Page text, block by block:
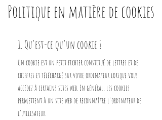
Politique en matière de cookies
1. Qu'est-ce qu'un cookie ?
Un cookie est un petit fichier constitué de lettres et de
chiffres et téléchargé sur votre ordinateur lorsque vous
accédez à certains sites web. En général, les cookies
permettent à un site web de reconnaître l'ordinateur de
l’utilisateur.